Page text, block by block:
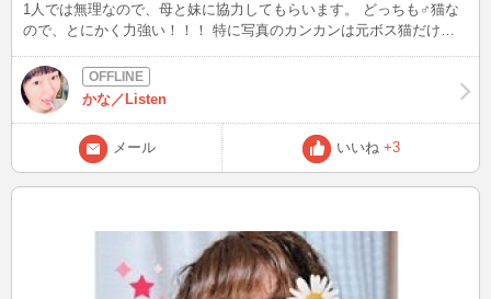
1人では無理なので、母と妹に協力してもらいます。 どっちも♂猫な
ので、とにかく力強い！！！ 特に写真のカンカンは元ボス猫だけあ
しようかなと･･･。 ただ、怖いのはマーキング。 虚勢前だから、目を
離してる隙に布団やドレスにされるかも。 人間が見ている範囲な
ら、少しケージから出そうかなと。 このままケージ生活も退屈で、
ストレスだろうから。
かな／Listen
メール いいね +3